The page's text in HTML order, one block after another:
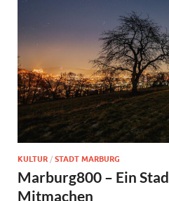
KULTUR / STADT MARBURG
Marburg800 – Ein
Mitmachen